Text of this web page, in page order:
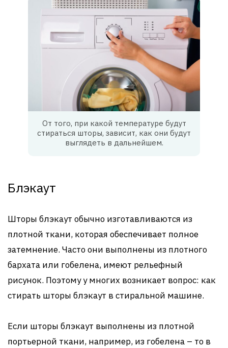
От того, при какой температуре будут
стираться шторы, зависит, как они будут
выглядеть в дальнейшем.
Блэкаут
Шторы блэкаут обычно изготавливаются из
плотной ткани, которая обеспечивает полное
затемнение. Часто они выполнены из плотного
бархата или гобелена, имеют рельефный
рисунок. Поэтому у многих возникает вопрос: как
стирать шторы блэкаут в стиральной машине.
Если шторы блэкаут выполнены из плотной
портьерной ткани, например, из гобелена – то в